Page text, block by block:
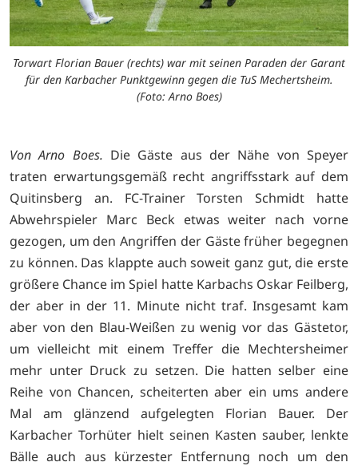
Torwart Florian Bauer (rechts) war mit seinen Paraden der Garant
für den Karbacher Punktgewinn gegen die TuS Mechertsheim.
(Foto: Arno Boes)
Von Arno Boes. Die Gäste aus der Nähe von Speyer
traten erwartungsgemäß recht angriffsstark auf dem
Quitinsberg an. FC-Trainer Torsten Schmidt hatte
Abwehrspieler Marc Beck etwas weiter nach vorne
gezogen, um den Angriffen der Gäste früher begegnen
zu können. Das klappte auch soweit ganz gut, die erste
größere Chance im Spiel hatte Karbachs Oskar Feilberg,
der aber in der 11. Minute nicht traf. Insgesamt kam
aber von den Blau-Weißen zu wenig vor das Gästetor,
um vielleicht mit einem Treffer die Mechtersheimer
mehr unter Druck zu setzen. Die hatten selber eine
Reihe von Chancen, scheiterten aber ein ums andere
Mal am glänzend aufgelegten Florian Bauer. Der
Karbacher Torhüter hielt seinen Kasten sauber, lenkte
Bälle auch aus kürzester Entfernung noch um den